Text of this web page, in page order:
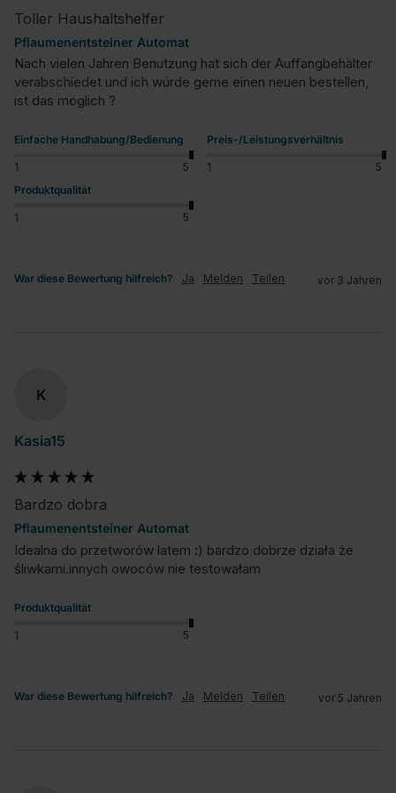
Toller Haushaltshelfer
Pflaumenentsteiner Automat
Nach vielen Jahren Benutzung hat sich der Auffangbehälter
verabschiedet und ich würde gerne einen neuen bestellen,
ist das möglich ?
Einfache Handhabung/Bedienung
1 5
Preis-/Leistungsverhältnis
1
5
Produktqualität
1 5
War diese Bewertung hilfreich? Ja Melden Teilen vor 3 Jahren
K
Kasia15
Bardzo dobra
Pflaumenentsteiner Automat
Idealna do przetworów latem :) bardzo dobrze działa że
śliwkami.innych owoców nie testowałam
Produktqualität
1 5
War diese Bewertung hilfreich? Ja Melden Teilen vor 5 Jahren